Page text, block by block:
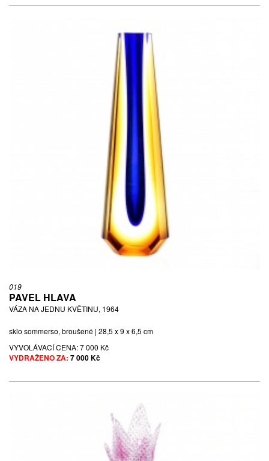
019
PAVEL HLAVA
VÁZA NA JEDNU KVĚTINU, 1964
sklo sommerso, broušené | 28,5 x 9 x 6,5 cm
VYVOLÁVACÍ CENA:7 000 Kč
VYDRAŽENO ZA: 7 000 Kč